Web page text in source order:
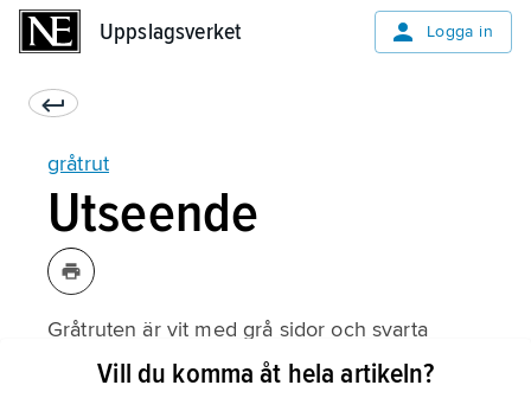
Uppslagsverket Logga in
gråtrut
Utseende
Gråtruten är vit med grå sidor och svarta
vingspetsar. Näbben är gul med en röd fläck
Vill du komma åt hela artikeln?